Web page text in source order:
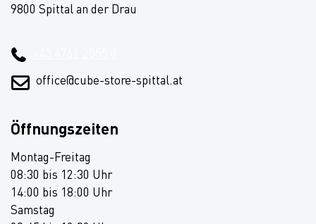
9800 Spittal an der Drau
office@cube-store-spittal.at
Öffnungszeiten
Montag-Freitag
08:30 bis 12:30 Uhr
14:00 bis 18:00 Uhr
Samstag